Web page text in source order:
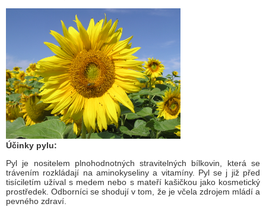
Účinky pylu:
Pyl je nositelem plnohodnotných stravitelných bílkovin, která se
trávením rozkládají na aminokyseliny a vitamíny. Pyl se j již před
tisíciletím užíval s medem nebo s mateří kašičkou jako kosmetický
prostředek. Odborníci se shodují v tom, že je včela zdrojem mládí a
pevného zdraví.